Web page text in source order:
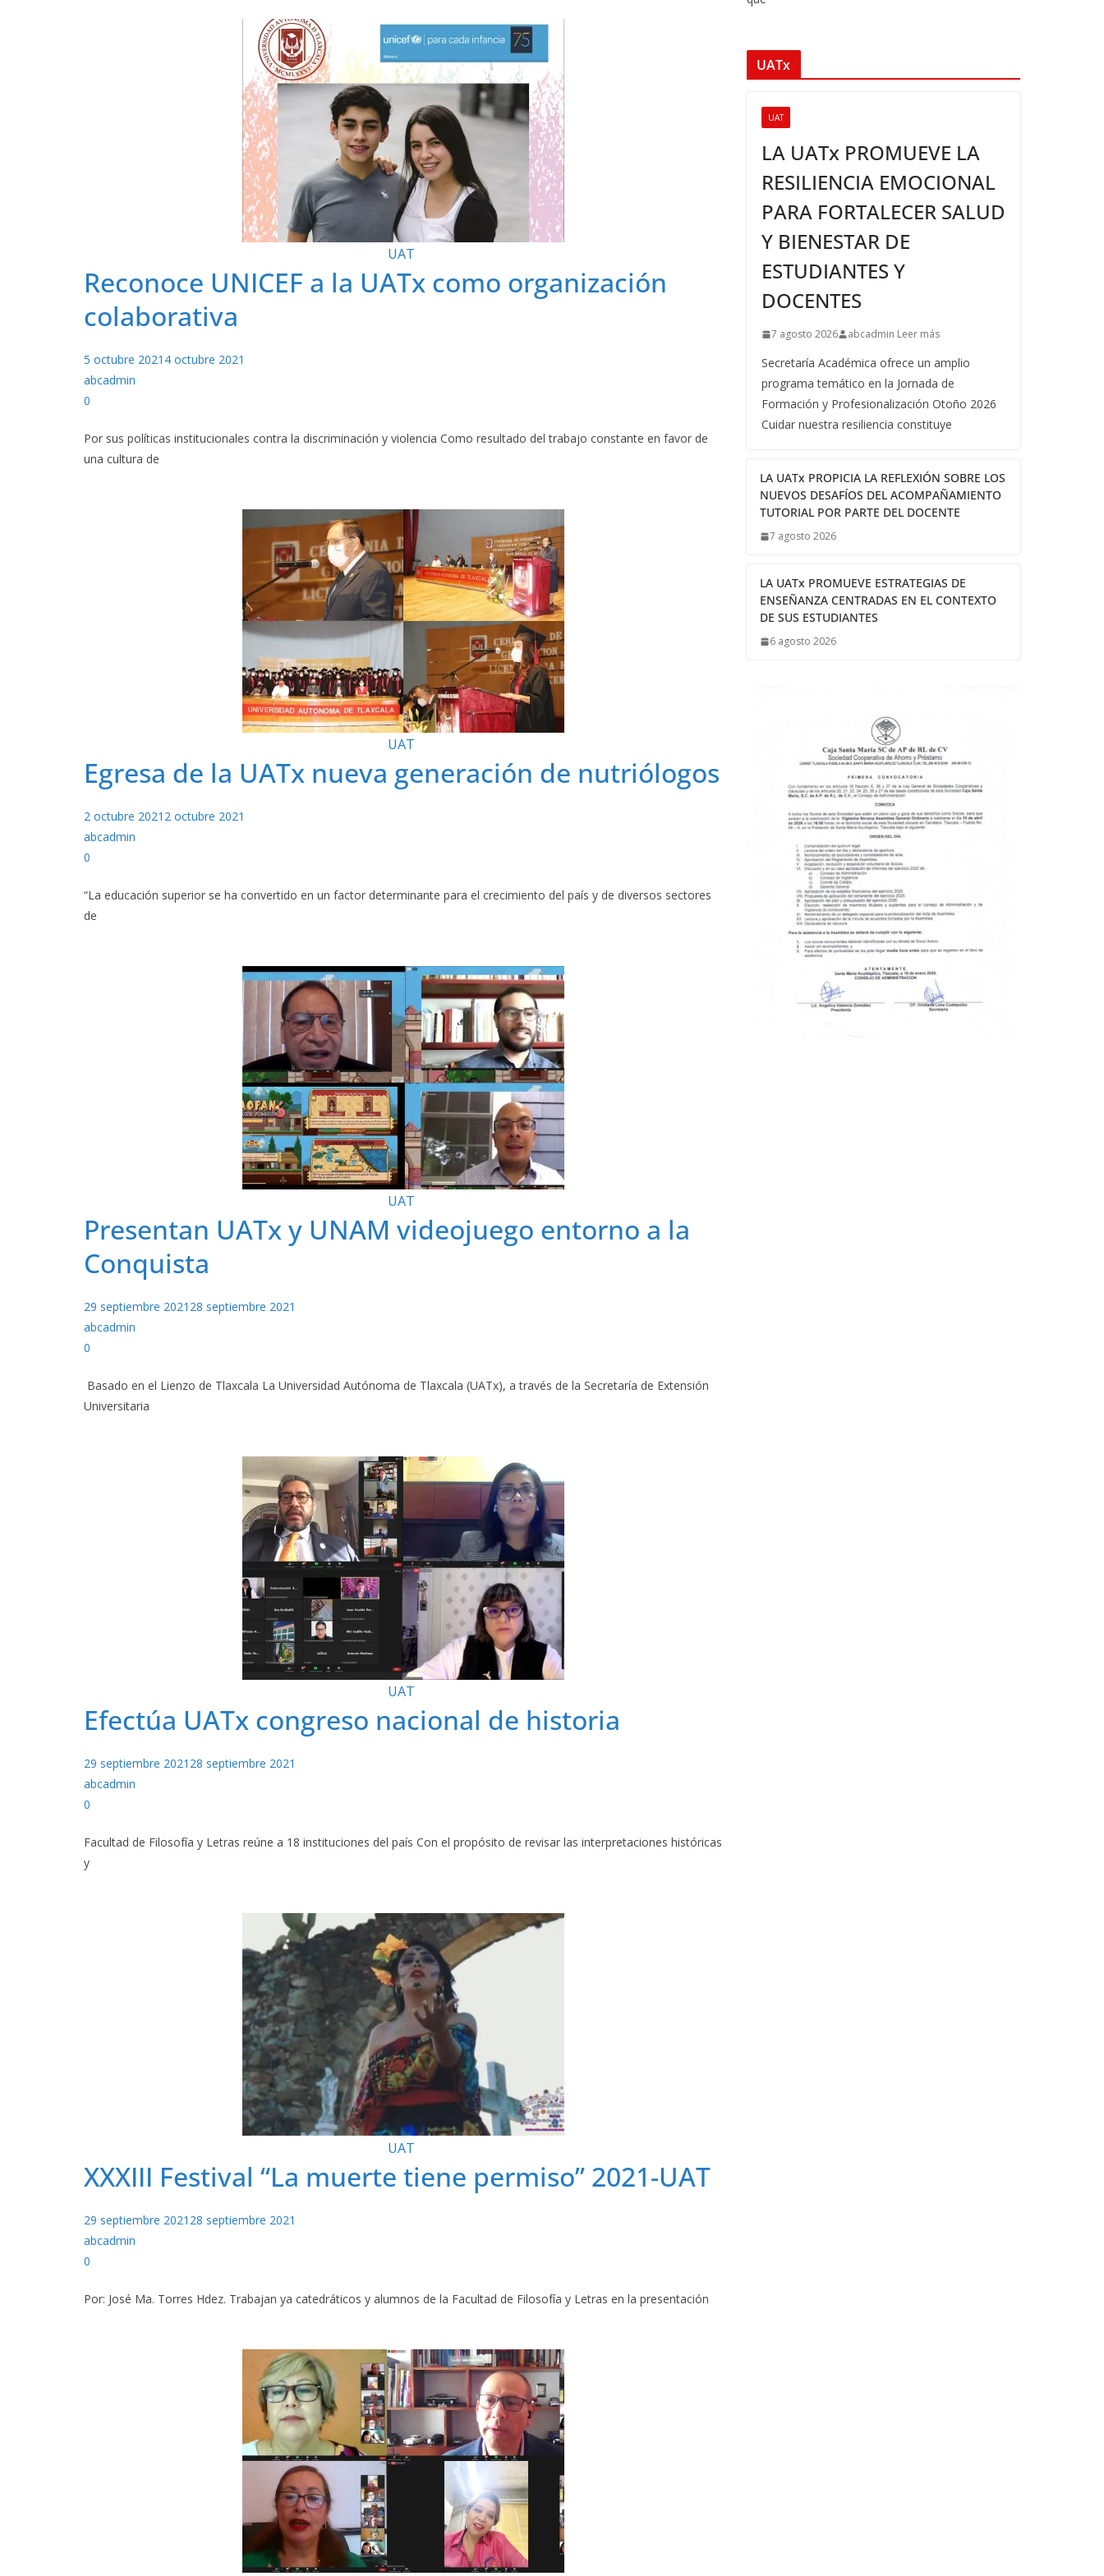
UAT
Reconoce UNICEF a la UATx como organización
colaborativa
5 octubre 2021 4 octubre 2021
abcadmin
0
Por sus políticas institucionales contra la discriminación y violencia Como resultado del trabajo constante en favor de
una cultura de
UAT
Egresa de la UATx nueva generación de nutriólogos
2 octubre 2021 2 octubre 2021
abcadmin
0
“La educación superior se ha convertido en un factor determinante para el crecimiento del país y de diversos sectores
de
UAT
Presentan UATx y UNAM videojuego entorno a la
Conquista
29 septiembre 2021 28 septiembre 2021
abcadmin
0
Basado en el Lienzo de Tlaxcala La Universidad Autónoma de Tlaxcala (UATx), a través de la Secretaría de Extensión
Universitaria
UAT
Efectúa UATx congreso nacional de historia
29 septiembre 2021 28 septiembre 2021
abcadmin
0
Facultad de Filosofía y Letras reúne a 18 instituciones del país Con el propósito de revisar las interpretaciones históricas
y
UAT
XXXIII Festival “La muerte tiene permiso” 2021-UAT
29 septiembre 2021 28 septiembre 2021
abcadmin
0
Por: José Ma. Torres Hdez. Trabajan ya catedráticos y alumnos de la Facultad de Filosofía y Letras en la presentación
UATx
UAT
LA UATx PROMUEVE LA
RESILIENCIA EMOCIONAL
PARA FORTALECER SALUD
Y BIENESTAR DE
ESTUDIANTES Y
DOCENTES
7 agosto 2026 abcadmin Leer más
Secretaría Académica ofrece un amplio
programa temático en la Jornada de
Formación y Profesionalización Otoño 2026
Cuidar nuestra resiliencia constituye
LA UATx PROPICIA LA REFLEXIÓN SOBRE LOS
NUEVOS DESAFÍOS DEL ACOMPAÑAMIENTO
TUTORIAL POR PARTE DEL DOCENTE
7 agosto 2026
LA UATx PROMUEVE ESTRATEGIAS DE
ENSEÑANZA CENTRADAS EN EL CONTEXTO
DE SUS ESTUDIANTES
6 agosto 2026